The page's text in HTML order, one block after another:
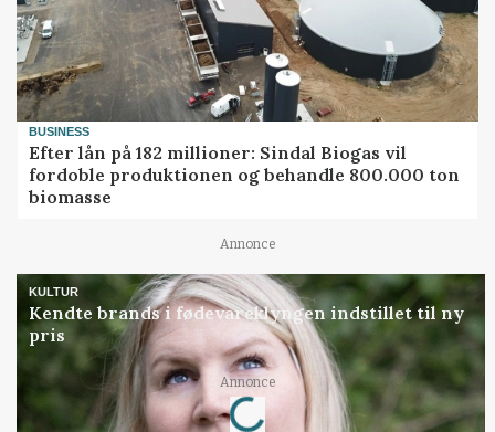
BUSINESS
Efter lån på 182 millioner: Sindal Biogas vil
fordoble produktionen og behandle 800.000 ton
biomasse
Annonce
KULTUR
Kendte brands i fødevareklyngen indstillet til ny
pris
Annonce
Loading...